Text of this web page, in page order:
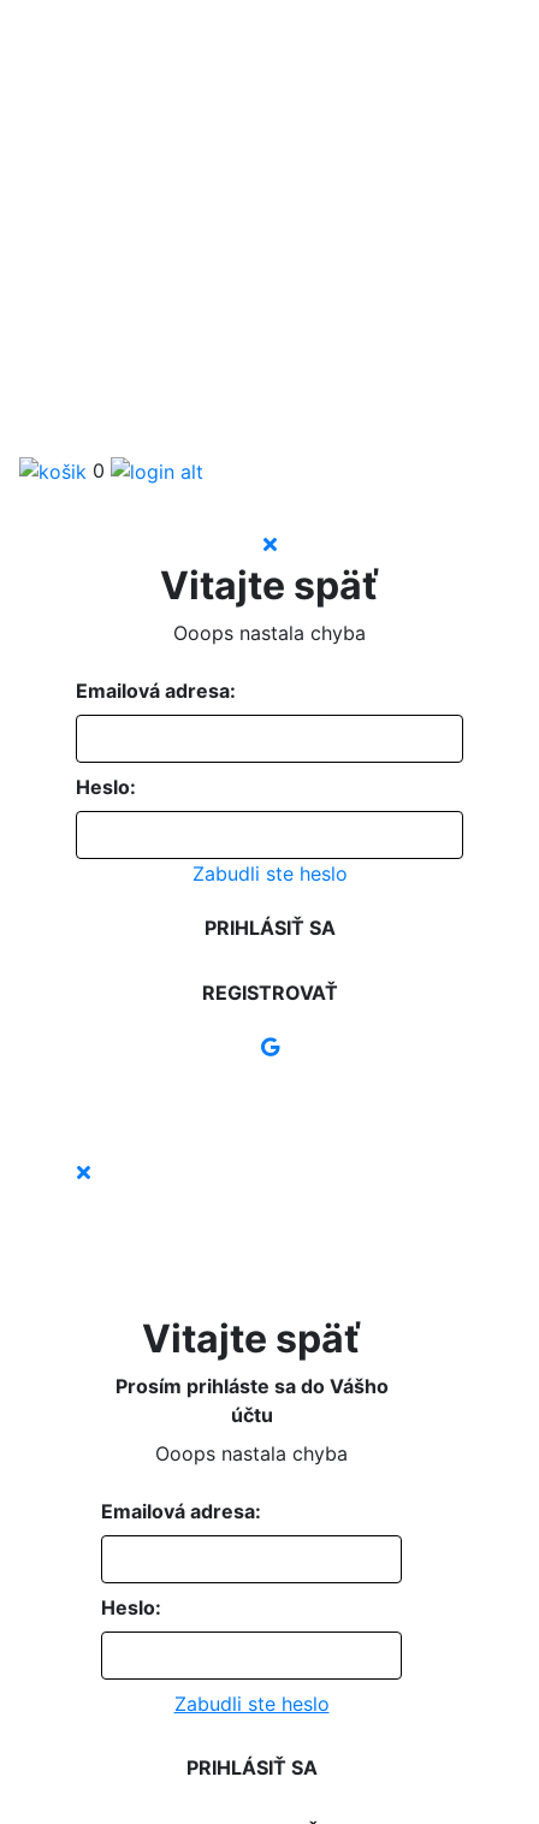
0
Vitajte späť
Ooops nastala chyba
Emailová adresa:
Heslo:
Zabudli ste heslo
PRIHLÁSIŤ SA
REGISTROVAŤ
Vitajte späť
Prosím prihláste sa do Vášho
účtu
Ooops nastala chyba
Emailová adresa:
Heslo:
Zabudli ste heslo
PRIHLÁSIŤ SA